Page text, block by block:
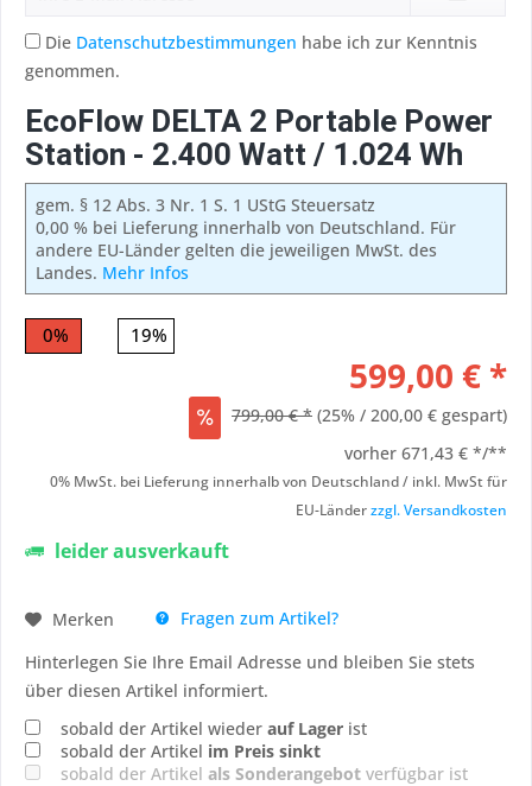
Die Datenschutzbestimmungen habe ich zur Kenntnis
genommen.
EcoFlow DELTA 2 Portable Power
Station - 2.400 Watt / 1.024 Wh
gem. § 12 Abs. 3 Nr. 1 S. 1 UStG Steuersatz
0,00 % bei Lieferung innerhalb von Deutschland. Für
andere EU-Länder gelten die jeweiligen MwSt. des
Landes. Mehr Infos
0% 19%
599,00 € *
799,00 € * (25% / 200,00 € gespart)
vorher 671,43 € */**
0% MwSt. bei Lieferung innerhalb von Deutschland / inkl. MwSt für
EU-Länderzzgl. Versandkosten
leider ausverkauft
Merken
Fragen zum Artikel?
Hinterlegen Sie Ihre Email Adresse und bleiben Sie stets
über diesen Artikel informiert.
sobald der Artikel wieder auf Lager ist
sobald der Artikel im Preis sinkt
sobald der Artikel als Sonderangebot verfügbar ist